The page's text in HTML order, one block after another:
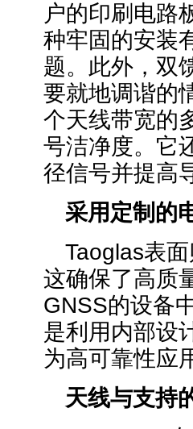
户的印刷电路
种牢固的安装
题。此外，双
要就地调谐的
个天线带宽的
号洁净度。它
径信号并提高
采用定制的
Taoglas表
这确保了高质
GNSS的设备
是利用内部设
为高可靠性应
天线与支持